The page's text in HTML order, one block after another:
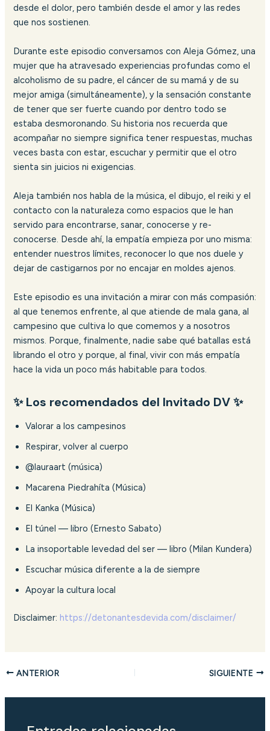
desde el dolor, pero también desde el amor y las redes
que nos sostienen.
Durante este episodio conversamos con Aleja Gómez, una
mujer que ha atravesado experiencias profundas como el
alcoholismo de su padre, el cáncer de su mamá y de su
mejor amiga (simultáneamente), y la sensación constante
de tener que ser fuerte cuando por dentro todo se
estaba desmoronando. Su historia nos recuerda que
acompañar no siempre significa tener respuestas, muchas
veces basta con estar, escuchar y permitir que el otro
sienta sin juicios ni exigencias.
Aleja también nos habla de la música, el dibujo, el reiki y el
contacto con la naturaleza como espacios que le han
servido para encontrarse, sanar, conocerse y re-
conocerse. Desde ahí, la empatía empieza por uno misma:
entender nuestros límites, reconocer lo que nos duele y
dejar de castigarnos por no encajar en moldes ajenos.
Este episodio es una invitación a mirar con más compasión:
al que tenemos enfrente, al que atiende de mala gana, al
campesino que cultiva lo que comemos y a nosotros
mismos. Porque, finalmente, nadie sabe qué batallas está
librando el otro y porque, al final, vivir con más empatía
hace la vida un poco más habitable para todos.
✨ Los recomendados del Invitado DV ✨
Valorar a los campesinos
Respirar, volver al cuerpo
@lauraart (música)
Macarena Piedrahíta (Música)
El Kanka (Música)
El túnel — libro (Ernesto Sabato)
La insoportable levedad del ser — libro (Milan Kundera)
Escuchar música diferente a la de siempre
Apoyar la cultura local
Disclaimer: https://detonantesdevida.com/disclaimer/
ANTERIOR SIGUIENTE